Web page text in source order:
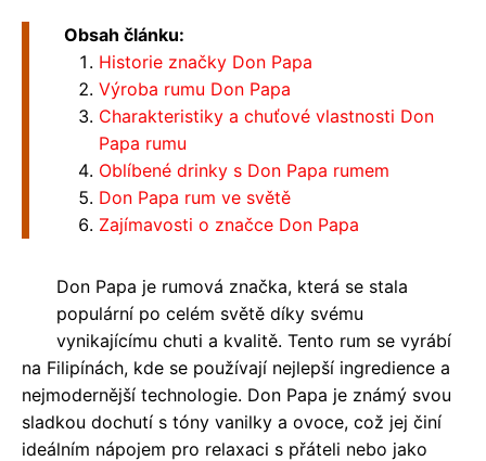
Obsah článku:
Historie značky Don Papa
Výroba rumu Don Papa
Charakteristiky a chuťové vlastnosti Don
Papa rumu
Oblíbené drinky s Don Papa rumem
Don Papa rum ve světě
Zajímavosti o značce Don Papa
Don Papa je rumová značka, která se stala
populární po celém světě díky svému
vynikajícímu chuti a kvalitě. Tento rum se vyrábí
na Filipínách, kde se používají nejlepší ingredience a
nejmodernější technologie. Don Papa je známý svou
sladkou dochutí s tóny vanilky a ovoce, což jej činí
ideálním nápojem pro relaxaci s přáteli nebo jako